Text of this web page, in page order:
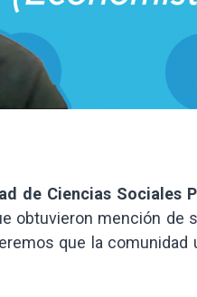
de Ciencias Sociales
obtuvieron mención de
que la